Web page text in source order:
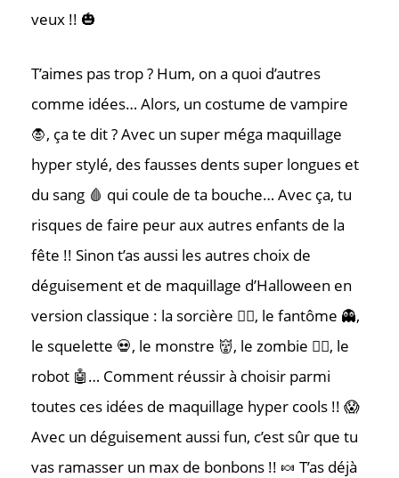
veux !! 🎃
T’aimes pas trop ? Hum, on a quoi d’autres
comme idées… Alors, un costume de vampire
🧛, ça te dit ? Avec un super méga maquillage
hyper stylé, des fausses dents super longues et
du sang 🩸 qui coule de ta bouche… Avec ça, tu
risques de faire peur aux autres enfants de la
fête !! Sinon t’as aussi les autres choix de
déguisement et de maquillage d’Halloween en
version classique : la sorcière 🧙‍♀️, le fantôme 👻,
le squelette 💀, le monstre 👹, le zombie 🧟‍♀️, le
robot 🤖… Comment réussir à choisir parmi
toutes ces idées de maquillage hyper cools !! 😱
Avec un déguisement aussi fun, c’est sûr que tu
vas ramasser un max de bonbons !! 🍬 T’as déjà